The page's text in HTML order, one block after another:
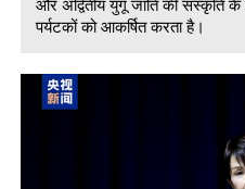
और अद्वितीय युगू जाति की संस्कृति
पर्यटकों को आकर्षित करता है।